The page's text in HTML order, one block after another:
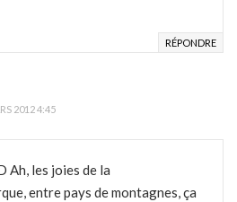
RÉPONDRE
2012 4:45
Ah, les joies de la
entre pays de montagnes, ça